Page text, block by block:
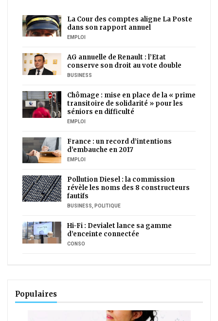
La Cour des comptes aligne La Poste
dans son rapport annuel
EMPLOI
AG annuelle de Renault : l’Etat
conserve son droit au vote double
BUSINESS
Chômage : mise en place de la « prime
transitoire de solidarité » pour les
séniors en difficulté
EMPLOI
France : un record d’intentions
d’embauche en 2017
EMPLOI
Pollution Diesel : la commission
révèle les noms des 8 constructeurs
fautifs
BUSINESS POLITIQUE
Hi-Fi : Devialet lance sa gamme
d’enceinte connectée
CONSO
Populaires